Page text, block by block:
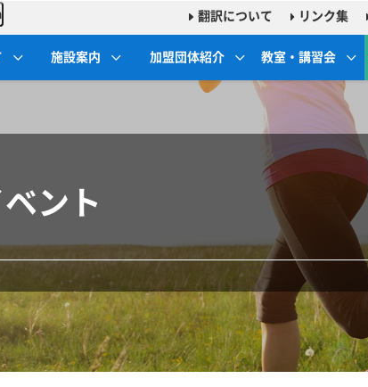
翻訳について リンク集
施設案内 加盟団体紹介 教室・講習会
ント